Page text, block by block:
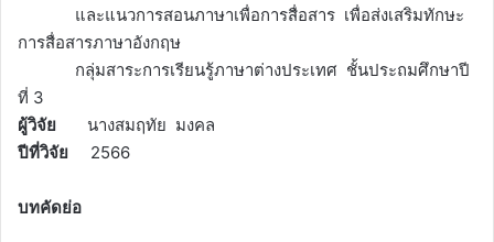
และแนวการสอนภาษาเพื่อการสื่อสาร เพื่อส่งเสริมทักษะ
การสื่อสารภาษาอังกฤษ
กลุ่มสาระการเรียนรู้ภาษาต่างประเทศ ชั้นประถมศึกษาปี
ที่ 3
ผู้วิจัย นางสมฤทัย มงคล
ปีที่วิจัย 2566
บทคัดย่อ